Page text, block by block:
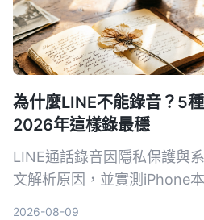
為什麼LINE不能錄音？5
2026年這樣錄最穩
LINE通話錄音因隱私保護與
文解析原因，並實測iPhone
2026-08-09